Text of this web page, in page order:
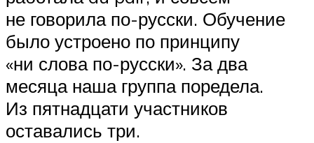
не говорила по-русски. Обучение
было устроено по принципу
«ни слова по-русски». За два
месяца наша группа поредела.
Из пятнадцати участников
оставались три.